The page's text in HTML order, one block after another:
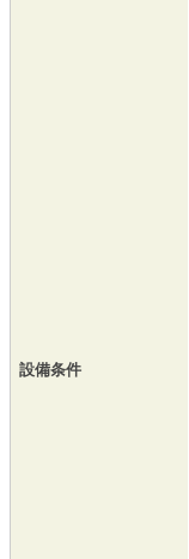
設備条件